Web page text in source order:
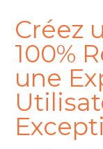
Créez
100%
une